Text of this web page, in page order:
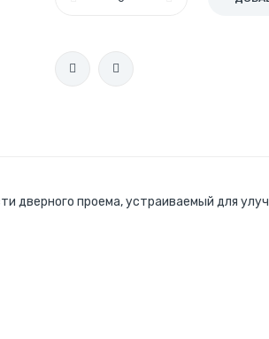
дверного проема, устраиваемый для